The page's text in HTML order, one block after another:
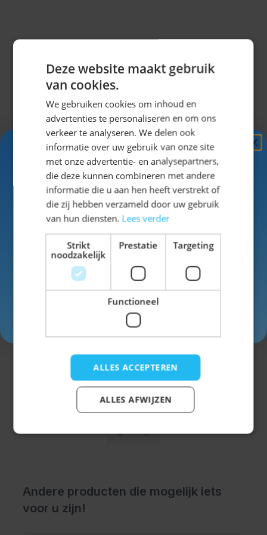
Misschien vind je dit ook leuk?
Navigeren door de elementen van de carrousel is
Druk om carrousel over te slaan
Druk op om naar carrouselnavigatie te gaan
Trachtenhemd Putzbrunn Rood Geblokt
Andere producten die mogelijk iets
voor u zijn!
Deze website maakt gebruik
van cookies.
We gebruiken cookies om inhoud en
advertenties te personaliseren en om ons
verkeer te analyseren. We delen ook
informatie over uw gebruik van onze site
met onze advertentie- en analysepartners,
die deze kunnen combineren met andere
informatie die u aan hen heeft verstrekt of
die zij hebben verzameld door uw gebruik
van hun diensten. Lees verder
Strikt
noodzakelijk
Prestatie Targeting
Functioneel
ALLES ACCEPTEREN
ALLES AFWIJZEN
Ontvang5%
KORTING!
Schrijf je nuin voor de nieuwsbrief en ontvang toegang
tot exclusieve kortingen!
Voor- en achternaam
Inschrijven